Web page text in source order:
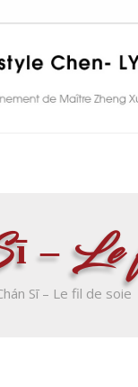
– Le
Sī – Le fil de soie